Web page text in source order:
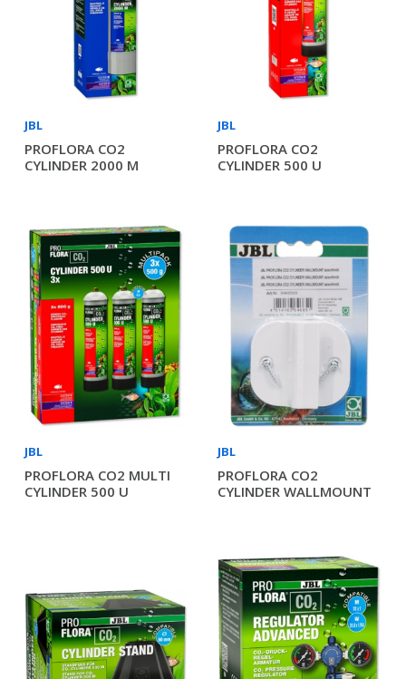
JBL
PROFLORA CO2
CYLINDER 2000 M
JBL
PROFLORA CO2
CYLINDER 500 U
JBL
PROFLORA CO2 MULTI
CYLINDER 500 U
JBL
PROFLORA CO2
CYLINDER WALLMOUNT